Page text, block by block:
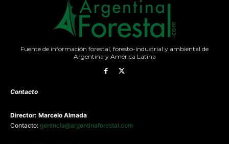
Fuente de información forestal, foresto-industrial y ambiental de
Argentina y América Latina
Contacto
Director: Marcelo Almada
Contacto: gerencia@argentinaforestal.com